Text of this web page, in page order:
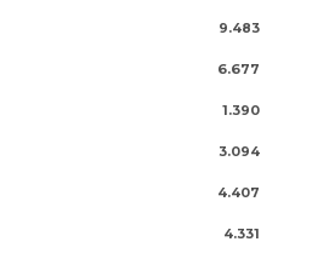
9.483
6.677
1.390
3.094
4.407
4.331